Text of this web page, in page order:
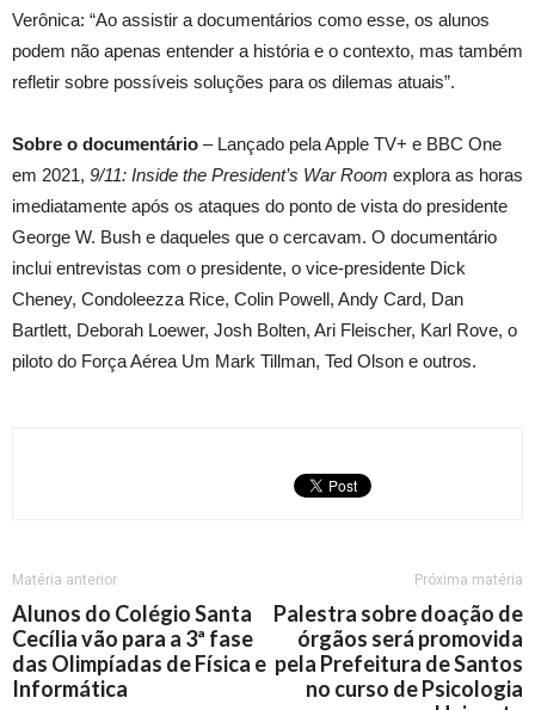
Verônica: “Ao assistir a documentários como esse, os alunos
podem não apenas entender a história e o contexto, mas também
refletir sobre possíveis soluções para os dilemas atuais”.
Sobre o documentário – Lançado pela Apple TV+ e BBC One
em 2021, 9/11: Inside the President’s War Room explora as horas
imediatamente após os ataques do ponto de vista do presidente
George W. Bush e daqueles que o cercavam. O documentário
inclui entrevistas com o presidente, o vice-presidente Dick
Cheney, Condoleezza Rice, Colin Powell, Andy Card, Dan
Bartlett, Deborah Loewer, Josh Bolten, Ari Fleischer, Karl Rove, o
piloto do Força Aérea Um Mark Tillman, Ted Olson e outros.
Matéria anterior
Alunos do Colégio Santa
Cecília vão para a 3ª fase
das Olimpíadas de Física e
Informática
Próxima matéria
Palestra sobre doação de
órgãos será promovida
pela Prefeitura de Santos
no curso de Psicologia